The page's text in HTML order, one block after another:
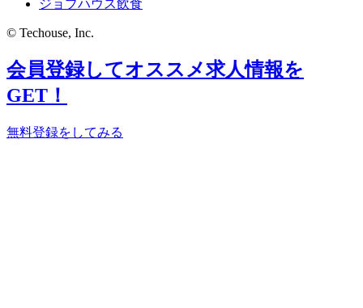
ジョブハウス飲食
© Techouse, Inc.
会員登録してオススメ求人情報を
GET！
無料登録をしてみる